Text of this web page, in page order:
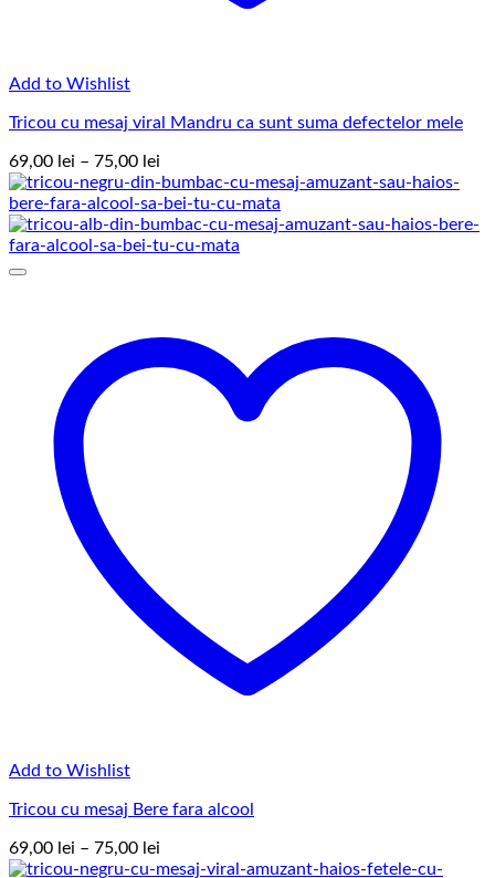
Add to Wishlist
Tricou cu mesaj viral Mandru ca sunt suma defectelor mele
69,00 lei – 75,00 lei
de
prețuri:
69,00 lei
până
Add to Wishlist
Tricou cu mesaj Bere fara alcool
69,00 lei – 75,00 lei
de